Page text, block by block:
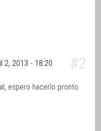
2, 2013 - 18:20 #2
espero hacerlo pronto.